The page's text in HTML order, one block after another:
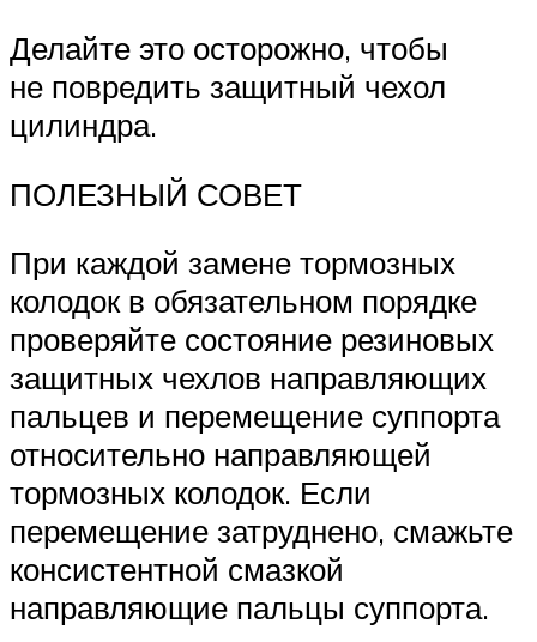
Делайте это осторожно, чтобы
не повредить защитный чехол
цилиндра.
ПОЛЕЗНЫЙ СОВЕТ
При каждой замене тормозных
колодок в обязательном порядке
проверяйте состояние резиновых
защитных чехлов направляющих
пальцев и перемещение суппорта
относительно направляющей
тормозных колодок. Если
перемещение затруднено, смажьте
консистентной смазкой
направляющие пальцы суппорта.